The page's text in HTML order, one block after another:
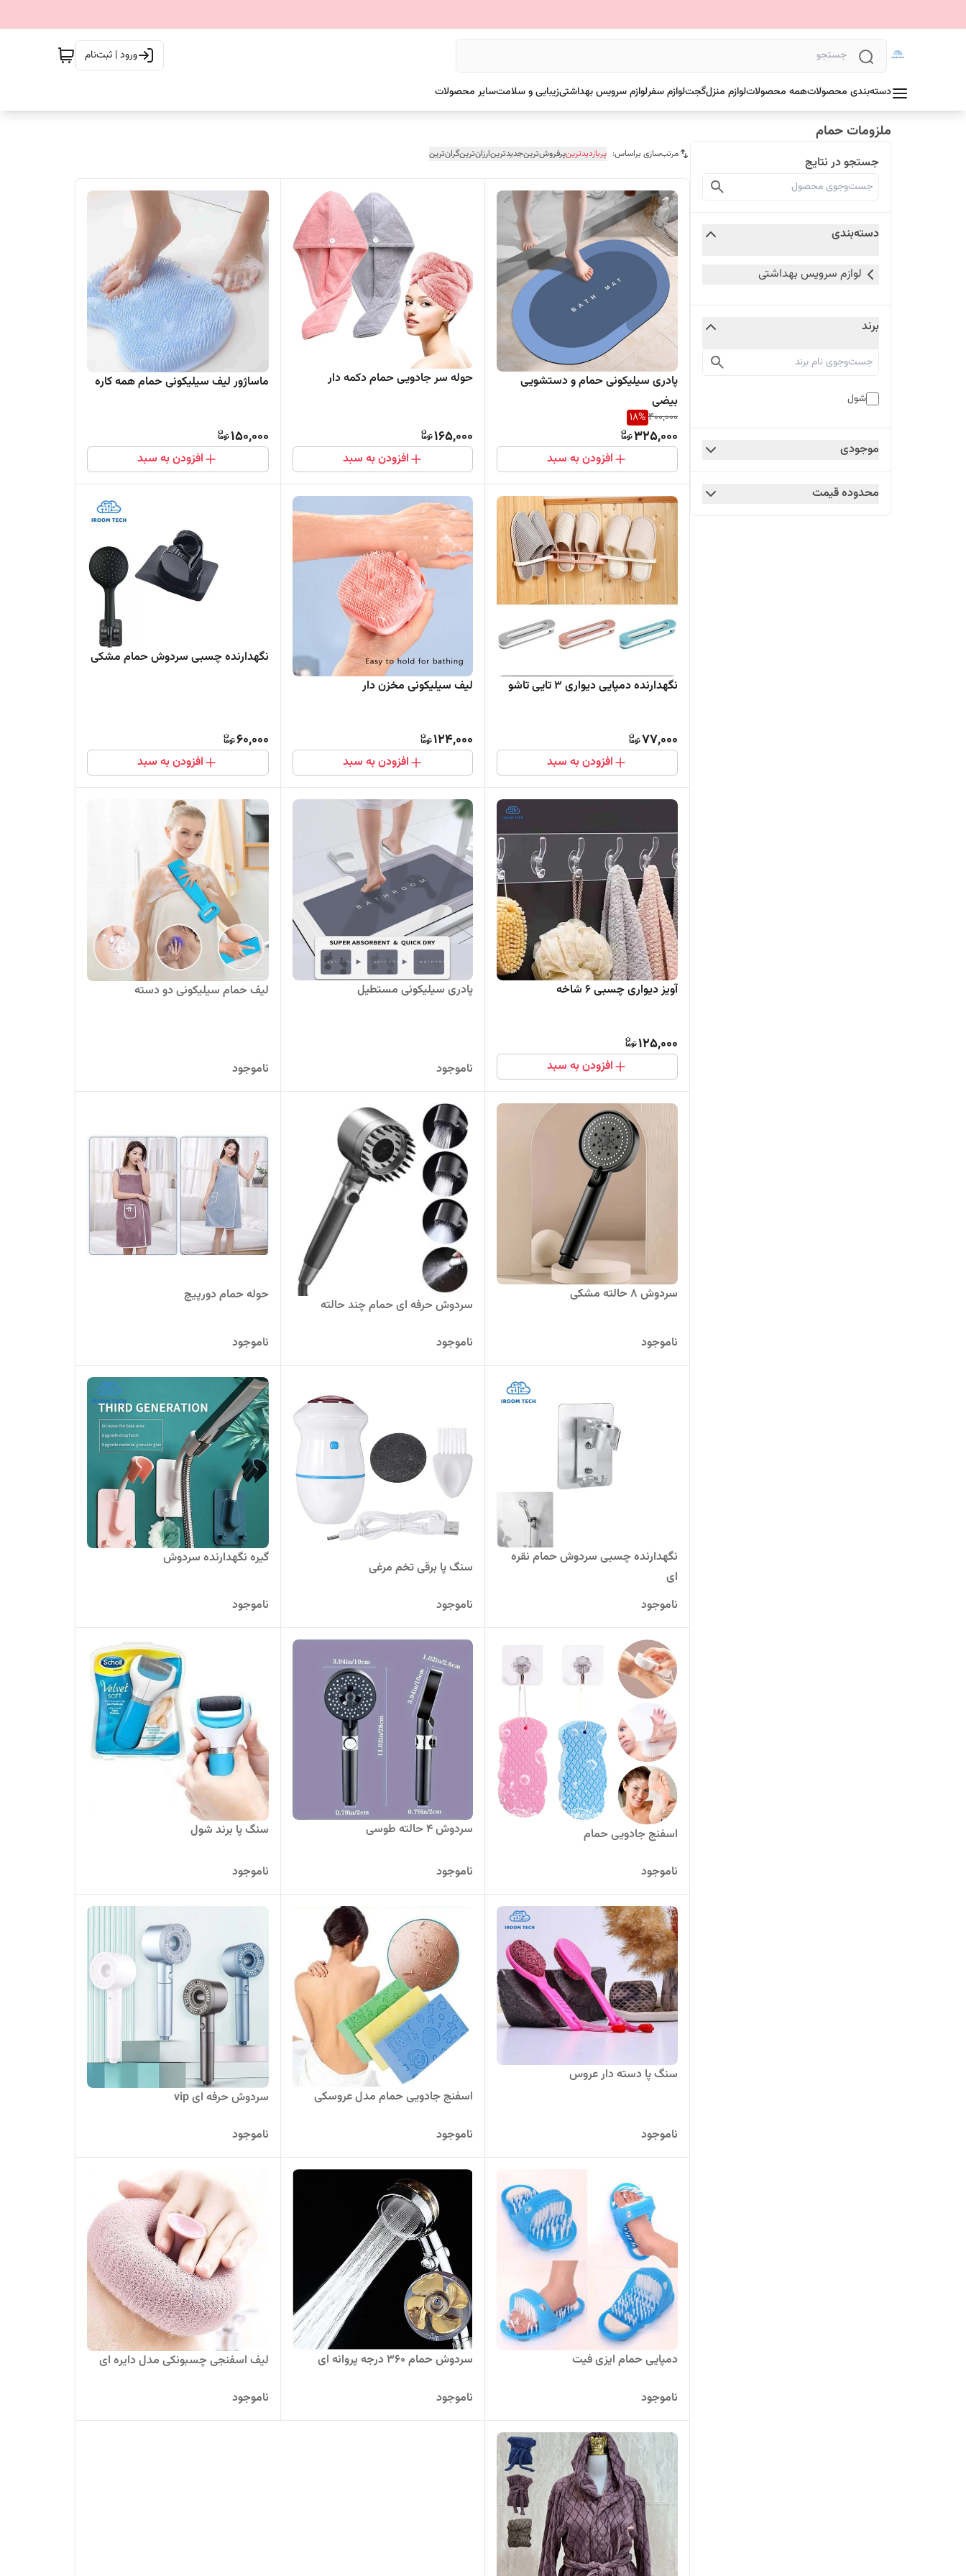
ورود | ثبت‌نام
دسته‌بندی محصولاتهمه محصولاتلوازم منزلگجتلوازم سفرلوازم سرویس بهداشتیزیبایی و سلامتسایر محصولات
ملزومات حمام
جستجو در نتایج
دسته‌بندی
لوازم سرویس بهداشتی
برند
شول
موجودی
محدوده قیمت
مرتب‌سازی براساس: پربازدیدترینپرفروش‌ترینجدیدترینارزان‌ترینگران‌ترین
پادری سیلیکونی حمام و دستشویی
بیضی
400,000
18%
325,000
افزودن به سبد
حوله سر جادویی حمام دکمه دار
165,000
افزودن به سبد
ماساژور لیف سیلیکونی حمام همه کاره
150,000
افزودن به سبد
نگهدارنده دمپایی دیواری 3 تایی تاشو
77,000
افزودن به سبد
لیف سیلیکونی مخزن دار
124,000
افزودن به سبد
نگهدارنده چسبی سردوش حمام مشکی
60,000
افزودن به سبد
آویز دیواری چسبی 6 شاخه
125,000
افزودن به سبد
پادری سیلیکونی مستطیل
ناموجود
لیف حمام سیلیکونی دو دسته
ناموجود
سردوش 8 حالته مشکی
ناموجود
سردوش حرفه ای حمام چند حالته
ناموجود
حوله حمام دورپیچ
ناموجود
نگهدارنده چسبی سردوش حمام نقره
ای
ناموجود
سنگ پا برقی تخم مرغی
ناموجود
گیره نگهدارنده سردوش
ناموجود
اسفنج جادویی حمام
ناموجود
سردوش 4 حالته طوسی
ناموجود
سنگ پا برند شول
ناموجود
سنگ پا دسته دار عروس
ناموجود
اسفنج جادویی حمام مدل عروسکی
ناموجود
سردوش حرفه ای vip
ناموجود
دمپایی حمام ایزی فیت
ناموجود
سردوش حمام 360 درجه پروانه ای
ناموجود
لیف اسفنجی چسبونکی مدل دایره ای
ناموجود